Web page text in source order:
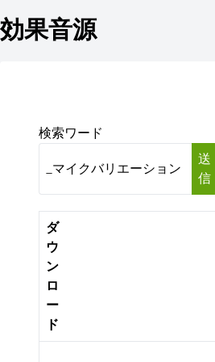
効果音源
検索ワード
送
信
ダ
ウ
ン
ロ
ー
ド